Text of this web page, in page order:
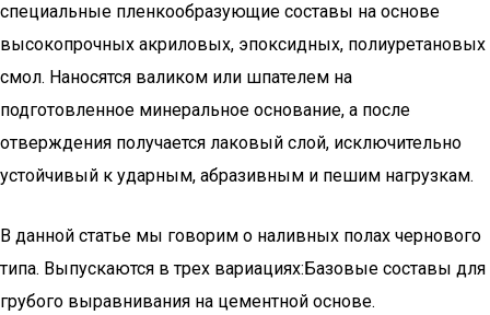
специальные пленкообразующие составы на основе
высокопрочных акриловых, эпоксидных, полиуретановых
смол. Наносятся валиком или шпателем на
подготовленное минеральное основание, а после
отверждения получается лаковый слой, исключительно
устойчивый к ударным, абразивным и пешим нагрузкам.
В данной статье мы говорим о наливных полах чернового
типа. Выпускаются в трех вариациях:Базовые составы для
грубого выравнивания на цементной основе.